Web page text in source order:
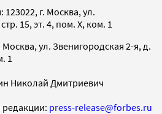
г. Москва, ул.
15, эт. 4, пом. X, ком. 1
ул. Звенигородская 2-я, д.
1
Николай Дмитриевич
press-release@forbes.ru